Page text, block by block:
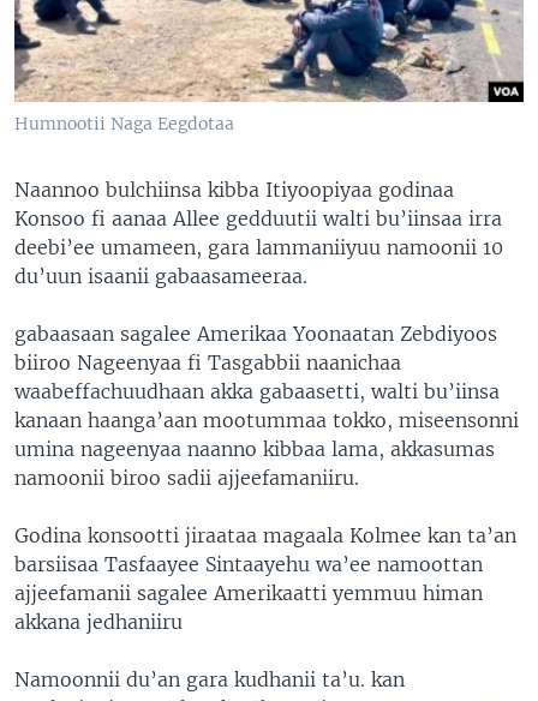
Humnootii Naga Eegdotaa
Naannoo bulchiinsa kibba Itiyoopiyaa godinaa
Konsoo fi aanaa Allee gedduutii walti bu’iinsaa irra
deebi’ee umameen, gara lammaniiyuu namoonii 10
du’uun isaanii gabaasameeraa.
gabaasaan sagalee Amerikaa Yoonaatan Zebdiyoos
biiroo Nageenyaa fi Tasgabbii naanichaa
waabeffachuudhaan akka gabaasetti, walti bu’iinsa
kanaan haanga’aan mootummaa tokko, miseensonni
umina nageenyaa naanno kibbaa lama, akkasumas
namoonii biroo sadii ajjeefamaniiru.
Godina konsootti jiraataa magaala Kolmee kan ta’an
barsiisaa Tasfaayee Sintaayehu wa’ee namoottan
ajjeefamanii sagalee Amerikaatti yemmuu himan
akkana jedhaniiru
Namoonnii du’an gara kudhanii ta’u. kan